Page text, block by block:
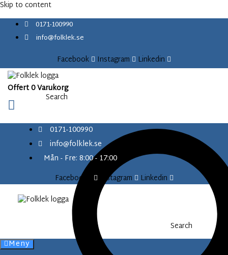
content
Skip to content
0171-100990
info@folklek.se
Facebook Instagram Linkedin
Offert0Varukorg
Search
0171-100990
info@folklek.se
Mån - Fre: 8:00 - 17:00
Facebook-f
Instagram Linkedin
Search
Meny